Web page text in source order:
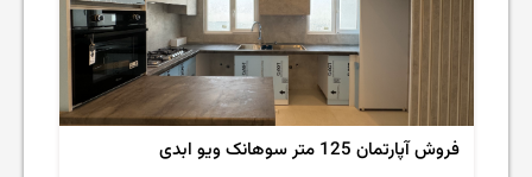
فروش آپارتمان 125 متر سوهانک ویو ابدی